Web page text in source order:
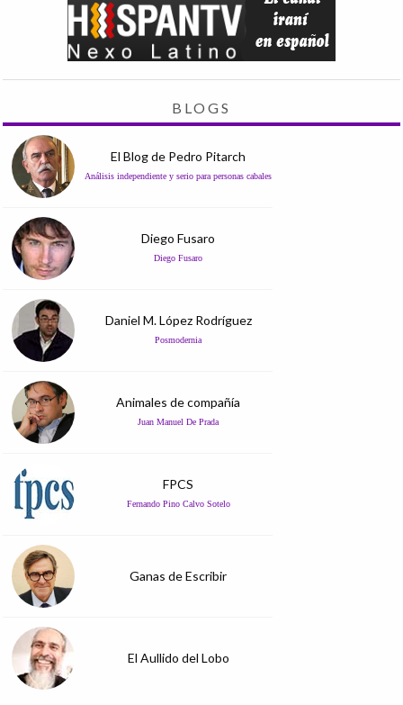
BLOGS
El Blog de Pedro Pitarch
Análisis independiente y serio para personas cabales
Diego Fusaro
Diego Fusaro
Daniel M. López Rodríguez
Posmodernia
Animales de compañía
Juan Manuel De Prada
FPCS
Fernando Pino Calvo Sotelo
Ganas de Escribir
El Aullido del Lobo